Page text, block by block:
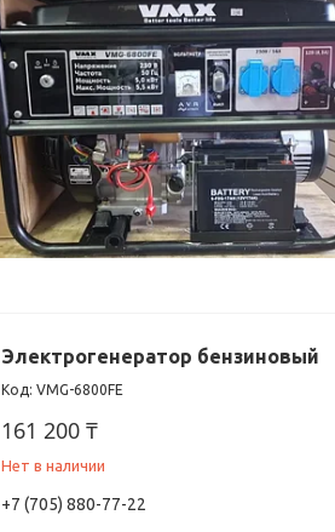
Электрогенератор бензиновый
VMG-6800FE
161 200 ₸
Нет в наличии
+7 (705) 880-77-22